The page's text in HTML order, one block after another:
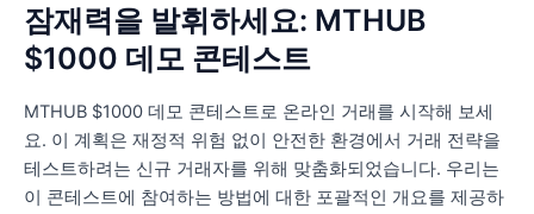
잠재력을 발휘하세요: MTHUB
$1000 데모 콘테스트
MTHUB $1000 데모 콘테스트로 온라인 거래를 시작해 보세
요. 이 계획은 재정적 위험 없이 안전한 환경에서 거래 전략을
테스트하려는 신규 거래자를 위해 맞춤화되었습니다. 우리는
이 콘테스트에 참여하는 방법에 대한 포괄적인 개요를 제공하